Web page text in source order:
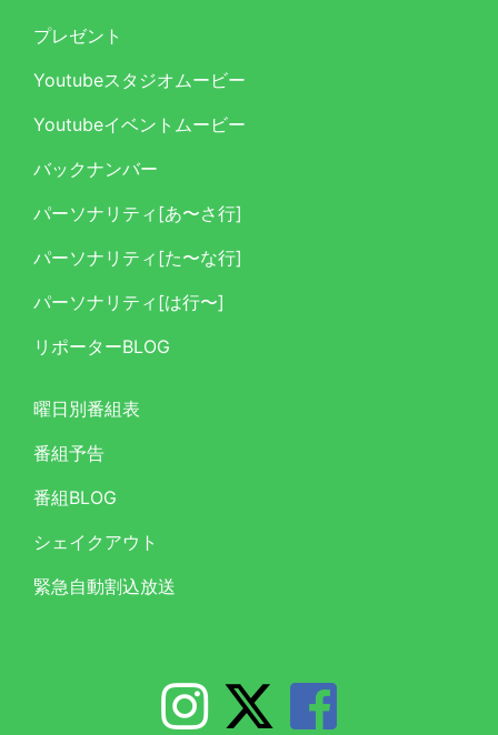
プレゼント
Youtubeスタジオムービー
Youtubeイベントムービー
バックナンバー
パーソナリティ[あ〜さ行]
パーソナリティ[た〜な行]
パーソナリティ[は行〜]
リポーターBLOG
曜日別番組表
番組予告
番組BLOG
シェイクアウト
緊急自動割込放送